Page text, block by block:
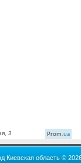
3 Prom.ua
Киевская область ©